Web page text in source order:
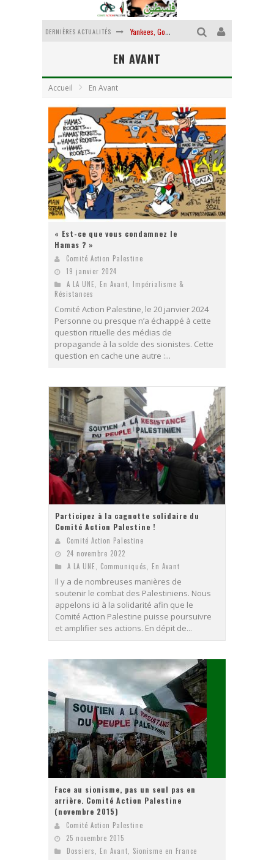
DERNIÈRES ACTUALITÉS Yankees, Go home !
La révolution ou rien
La guerre sioniste, la guerre démographique
La banalité du mal colonial
EN AVANT
Accueil En Avant
« Est-ce que vous condamnez le
Hamas ? »
Comité Action Palestine
19 janvier 2024
A LA UNE
En Avant
Impérialisme &
Résistances
Comité Action Palestine, le 20 janvier 2024
Personne ou presque n’a échappé à cette
question rituelle des médias de
propagande à la solde des sionistes. Cette
question en cache une autre :...
Participez à la cagnotte solidaire du
Comité Action Palestine !
Comité Action Palestine
24 novembre 2022
A LA UNE
Communiqués En Avant
Il y a de nombreuses manières de
soutenir le combat des Palestiniens. Nous
appelons ici à la solidarité afin que le
Comité Action Palestine puisse poursuivre
et amplifier ses actions. En dépit de...
Face au sionisme, pas un seul pas en
arrière. Comité Action Palestine
(novembre 2015)
Comité Action Palestine
25 novembre 2015
Dossiers
En Avant Sionisme en France